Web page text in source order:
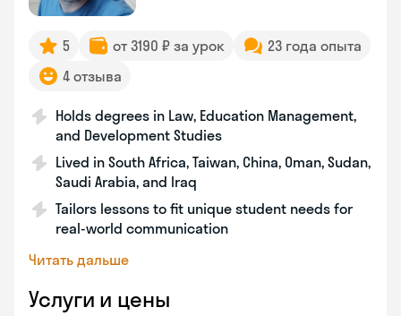
5 от 3190 ₽ за урок
23 года опыта
4 отзыва
Holds degrees in Law, Education Management,
and Development Studies
Lived in South Africa, Taiwan, China, Oman, Sudan,
Saudi Arabia, and Iraq
Tailors lessons to fit unique student needs for
real-world communication
Читать дальше
Услуги и цены